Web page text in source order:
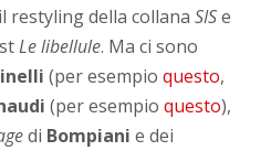
restyling della collanaSISe
Le libellule. Ma ci sono
(per esempioquesto,
(per esempioquesto),
di Bompiani e dei